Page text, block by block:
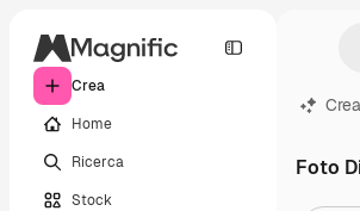
Crea
Home
Ricerca
Stock
Foto